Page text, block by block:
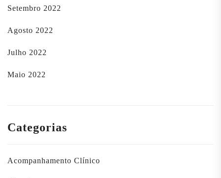
Setembro 2022
Agosto 2022
Julho 2022
Maio 2022
Categorias
Acompanhamento Clínico